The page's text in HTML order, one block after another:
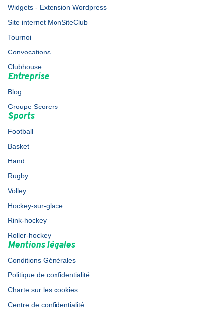
Widgets - Extension Wordpress
Site internet MonSiteClub
Tournoi
Convocations
Clubhouse
Entreprise
Blog
Groupe Scorers
Sports
Football
Basket
Hand
Rugby
Volley
Hockey-sur-glace
Rink-hockey
Roller-hockey
Mentions légales
Conditions Générales
Politique de confidentialité
Charte sur les cookies
Centre de confidentialité